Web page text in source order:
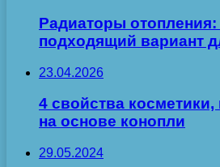
Радиаторы
подходящий вариант
23.04.2026
4 свойства
на основе конопли
29.05.2024